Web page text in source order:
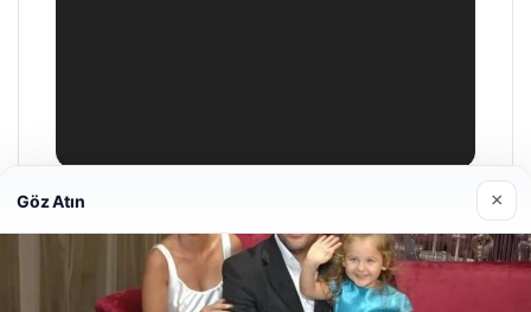
Göz Atın ×